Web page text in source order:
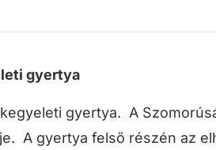
gyertya
gyertya. A
A gyertya felső részén az